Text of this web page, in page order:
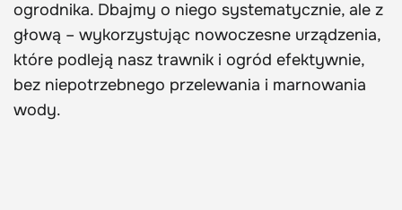
ogrodnika. Dbajmy o niego systematycznie, ale z
głową – wykorzystując nowoczesne urządzenia,
które podleją nasz trawnik i ogród efektywnie,
bez niepotrzebnego przelewania i marnowania
wody.